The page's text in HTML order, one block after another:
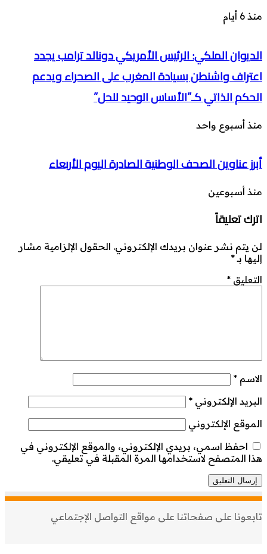
منذ 6 أيام
الديوان الملكي: الرئيس الأمريكي دونالد ترامب يجدد
اعتراف واشنطن بسيادة المغرب على الصحراء ويدعم
الحكم الذاتي كـ”الأساس الوحيد للحل”
منذ أسبوع واحد
أبرز عناوين الصحف الوطنية الصادرة اليوم الأربعاء
منذ أسبوعين
اترك تعليقاً
لن يتم نشر عنوان بريدك الإلكتروني. الحقول الإلزامية مشار
إليها بـ*
التعليق *
الاسم *
البريد الإلكتروني *
الموقع الإلكتروني
احفظ اسمي، بريدي الإلكتروني، والموقع الإلكتروني في
هذا المتصفح لاستخدامها المرة المقبلة في تعليقي.
تابعونا على صفحاتنا على مواقع التواصل الإجتماعي